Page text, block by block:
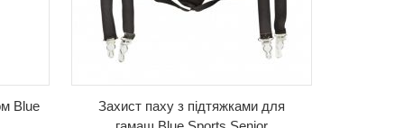
Blue
Захист паху з підтяжками для